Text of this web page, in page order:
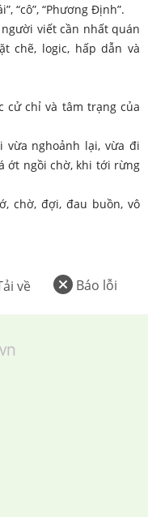
“cô”, “Phương Định”.
viết cần nhất quán
chẽ, logic, hấp dẫn và
cử chỉ và tâm trạng của
vừa nghoảnh lại, vừa đi
ớt ngồi chờ, khi tới rừng
chờ, đợi, đau buồn, vô
Báo lỗi
về